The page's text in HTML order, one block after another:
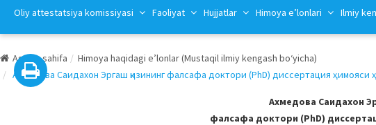
Oliy attestatsiya komissiyasi Faoliyat Hujjatlar Himoya e’lonlari Ilmiy
Asosiy sahifa
Himoya haqidagi e’lonlar (Mustaqil ilmiy kengash bo‘yicha)
Ахмедова Саидахон Эргаш қизининг фалсафа доктори (PhD) диссертация ҳимояси
Ахмедова Саидахон
фалсафа доктори (PhD)